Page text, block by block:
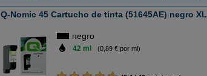
Q-Nomic 45 Cartucho de tinta (51645AE) negro XL
negro
42 ml (0,89 € por ml)